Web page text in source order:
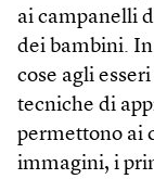
ai campanelli
dei bambini. In
cose agli
tecniche di
permettono ai
immagini, i